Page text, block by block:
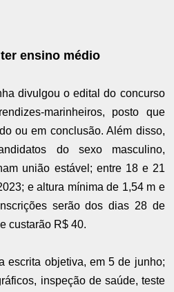
ensino médio
divulgou o edital do concurso
marinheiros, posto que
ou em conclusão. Além disso,
do sexo masculino,
união estável; entre 18 e 21
e altura mínima de 1,54 m e
serão dos dias 28 de
custarão R$ 40.
escrita objetiva, em 5 de junho;
inspeção de saúde, teste